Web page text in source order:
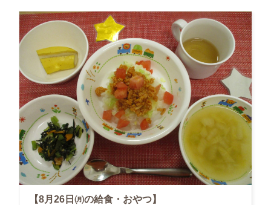
【8月26日㈪の給食・おやつ】